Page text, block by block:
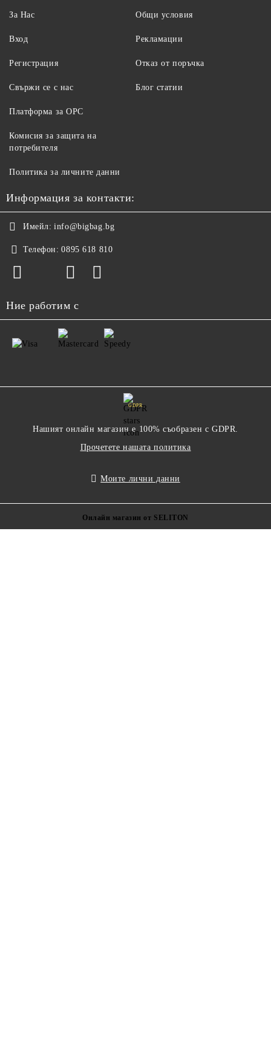
За Нас
Вход
Регистрация
Свържи се с нас
Общи условия
Рекламации
Отказ от поръчка
Блог статии
Платформа за ОРС
Комисия за защита на
потребителя
Политика за личните данни
Информация за контакти:
Имейл: info@bigbag.bg
Телефон: 0895 618 810
Ние работим с
GDPR
Нашият онлайн магазин е 100% съобразен с GDPR.
Прочетете нашата политика
Моите лични данни
Онлайн магазин от SELITON